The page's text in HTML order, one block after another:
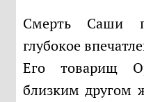
Смерть Саши произвела на меня
глубокое
Его товарищ
близким другом